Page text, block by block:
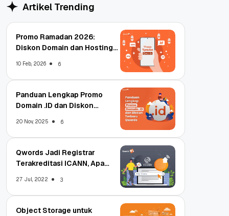
Artikel Trending
Promo Ramadan 2026:
Diskon Domain dan Hosting
10 Feb, 2026 6
Panduan Lengkap Promo
Domain .ID dan Diskon
20 Nov, 2025 6
Qwords Jadi Registrar
Terakreditasi ICANN, Apa
27 Jul, 2022 3
Object Storage untuk